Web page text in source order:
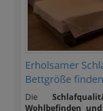
Erholsamer
Bettgröße finden
Die
Wohlbefinden